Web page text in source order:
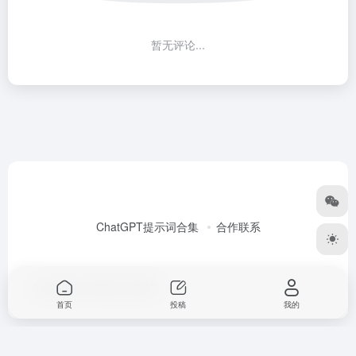
暂无评论...
ChatGPT提示词合集 合作联系
Copyright © 2026
首页 投稿 我的